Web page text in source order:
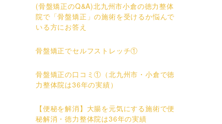
(骨盤矯正のQ&A)北九州市小倉の徳力整体
院で「骨盤矯正」の施術を受けるか悩んで
いる方にお答え
骨盤矯正でセルフストレッチ①
骨盤矯正の口コミ①（北九州市・小倉で徳
力整体院は36年の実績）
【便秘を解消】大腸を元気にする施術で便
秘解消・徳力整体院は36年の実績